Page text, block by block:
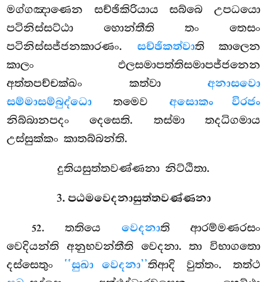
මග්ගඤාණෙන සච්ඡිකිරියාය සබ්බෙ උපධයො
පටිනිස්සට්ඨා හොන්තීති තං තෙසං
පටිනිස්සජ්ජනකාරණං. සච්ඡිකත්වාති කාලෙන
කාලං ඵලසමාපත්තිසමාපජ්ජනෙන
අත්තපච්චක්ඛං කත්වා අනාසවො
සම්මාසම්බුද්ධො තමෙව අසොකං විරජං
නිබ්බානපදං දෙසෙති. තස්මා තදධිගමාය
උස්සුක්කං කාතබ්බන්ති.
දුතියසුත්තවණ්ණනා නිට්ඨිතා.
3. පඨමවෙදනාසුත්තවණ්ණනා
52. තතියෙ වෙදනාති ආරම්මණරසං
වෙදියන්ති අනුභවන්තීති වෙදනා. තා විභාගතො
දස්සෙතුං ‘‘සුඛා වෙදනා’’තිආදි වුත්තං. තත්ථ